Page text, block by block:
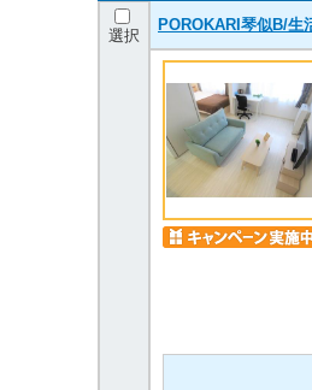
選択
POROKARI琴似B/生